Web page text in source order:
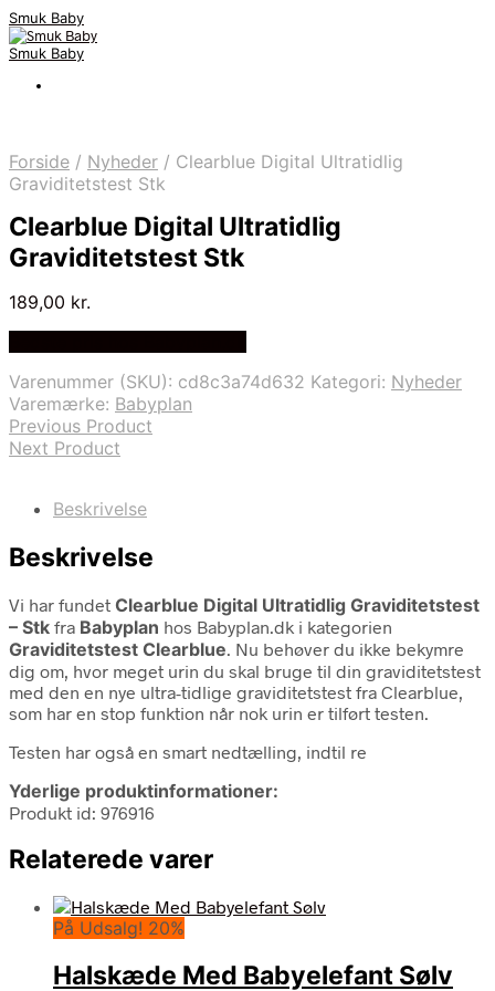
Smuk Baby
Smuk Baby
Forside / Nyheder / Clearblue Digital Ultratidlig
Graviditetstest Stk
Clearblue Digital Ultratidlig
Graviditetstest Stk
189,00 kr.
Varenummer (SKU): cd8c3a74d632 Kategori: Nyheder
Varemærke: Babyplan
Previous Product
Next Product
Beskrivelse
Beskrivelse
Vi har fundet Clearblue Digital Ultratidlig Graviditetstest
– Stk fra Babyplan hos Babyplan.dk i kategorien
Graviditetstest Clearblue. Nu behøver du ikke bekymre
dig om, hvor meget urin du skal bruge til din graviditetstest
med den en nye ultra-tidlige graviditetstest fra Clearblue,
som har en stop funktion når nok urin er tilført testen.
Testen har også en smart nedtælling, indtil re
Yderlige produktinformationer:
Produkt id: 976916
Relaterede varer
På Udsalg! 20%
Halskæde Med Babyelefant Sølv